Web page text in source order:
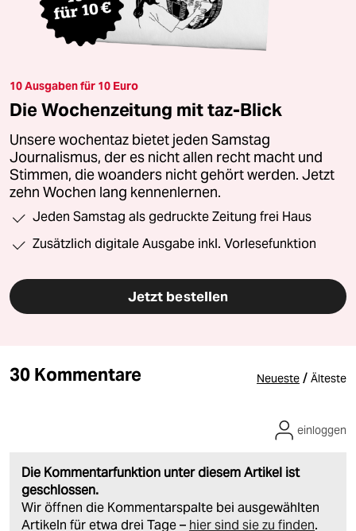
10 Ausgaben für 10 Euro
Die Wochenzeitung mit taz-Blick
Unsere wochentaz bietet jeden Samstag
Journalismus, der es nicht allen recht macht und
Stimmen, die woanders nicht gehört werden. Jetzt
zehn Wochen lang kennenlernen.
Jeden Samstag als gedruckte Zeitung frei Haus
Zusätzlich digitale Ausgabe inkl. Vorlesefunktion
Jetzt bestellen
30 Kommentare Neueste / Älteste
Die Kommentarfunktion unter diesem Artikel ist
geschlossen.
Wir öffnen die Kommentarspalte bei ausgewählten
Artikeln für etwa drei Tage – hier sind sie zu finden.
einloggen